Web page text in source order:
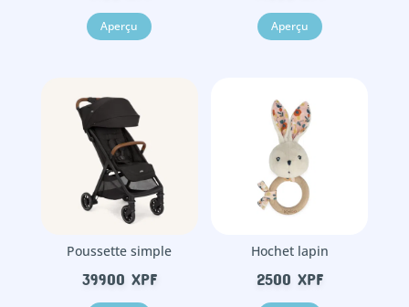
Aperçu Aperçu
Poussette simple
39900 XPF
Hochet lapin
2500 XPF